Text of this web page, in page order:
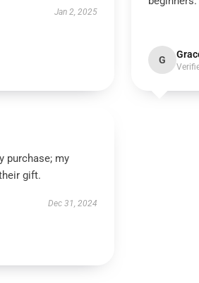
Jan 2, 2025
G
purchase; my
gift.
Dec 31, 2024